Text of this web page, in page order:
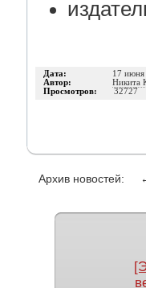
Дата: 17 июня
Автор: Никита
Просмотров: 32727
Архив новостей: